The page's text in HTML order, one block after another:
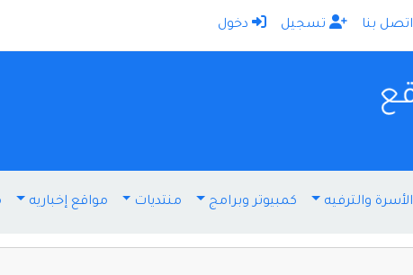
دخول
أخرى ومنوعه
اتصل بنا تسجيل دخول
الأسرة والترفيه كمبيوتر وبرامج منتديات مواقع إخباريه